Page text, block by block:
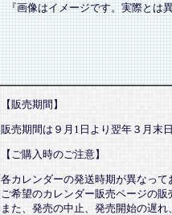
『画像はイメージです。実際とは
【販売期間】
販売期間は９月1日より翌年３月末日
【ご購入時のご注意】
各カレンダーの発送時期が異なって
ご希望のカレンダー販売ページの販
また、発売の中止、発売開始の遅